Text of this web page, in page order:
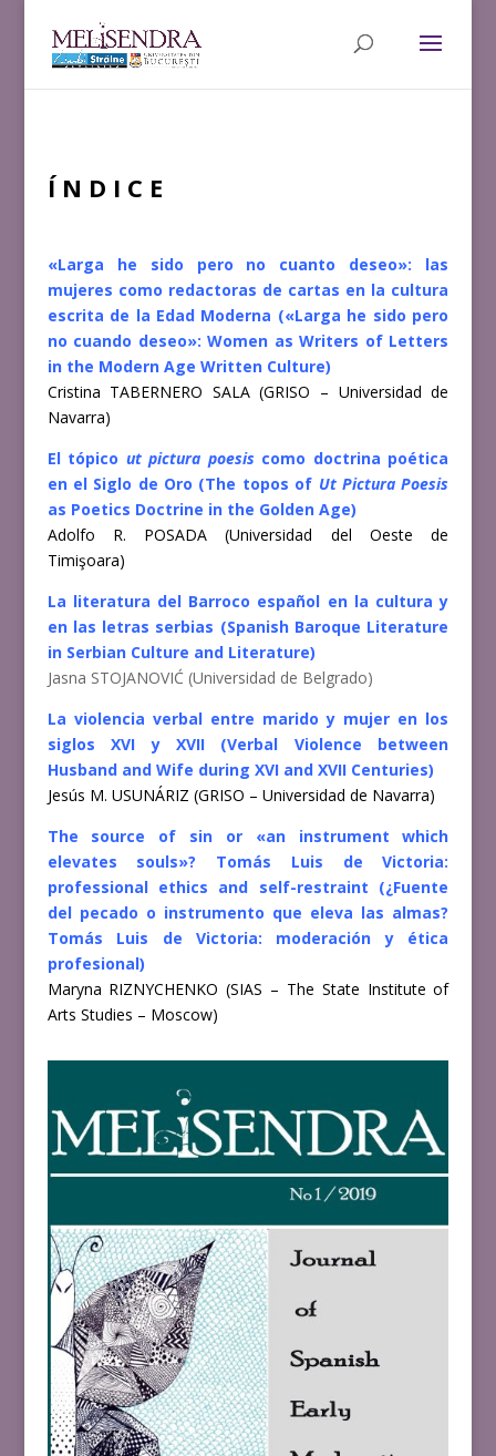
Í N D I C E
«Larga he sido pero no cuanto deseo»: las
mujeres como redactoras de cartas en la cultura
escrita de la Edad Moderna («Larga he sido pero
no cuando deseo»: Women as Writers of Letters
in the Modern Age Written Culture)
Cristina TABERNERO SALA (GRISO – Universidad de
Navarra)
El tópico ut pictura poesis como doctrina poética
en el Siglo de Oro (The topos of Ut Pictura Poesis
as Poetics Doctrine in the Golden Age)
Adolfo R. POSADA (Universidad del Oeste de
Timişoara)
La literatura del Barroco español en la cultura y
en las letras serbias (Spanish Baroque Literature
in Serbian Culture and Literature)
Jasna STOJANOVIĆ (Universidad de Belgrado)
La violencia verbal entre marido y mujer en los
siglos XVI y XVII (Verbal Violence between
Husband and Wife during XVI and XVII Centuries)
Jesús M. USUNÁRIZ (GRISO – Universidad de Navarra)
The source of sin or «an instrument which
elevates souls»? Tomás Luis de Victoria:
professional ethics and self-restraint (¿Fuente
del pecado o instrumento que eleva las almas?
Tomás Luis de Victoria: moderación y ética
profesional)
Maryna RIZNYCHENKO (SIAS – The State Institute of
Arts Studies – Moscow)